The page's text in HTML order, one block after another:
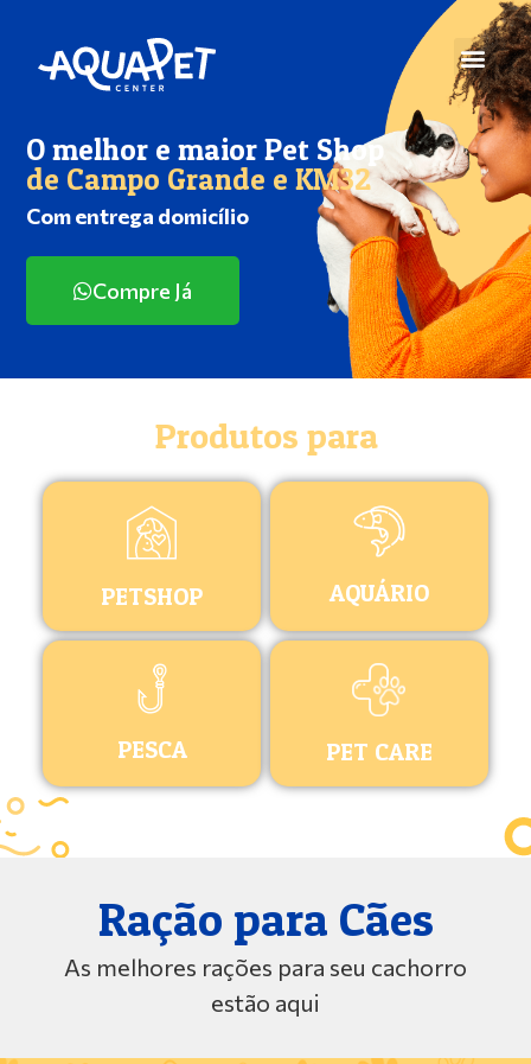
O melhor e maior Pet Shop
de Campo Grande e KM32
Com entrega domicílio
Compre Já
Produtos para
PETSHOP AQUÁRIO
PESCA PET CARE
Ração para Cães
As melhores rações para seu cachorro
estão aqui